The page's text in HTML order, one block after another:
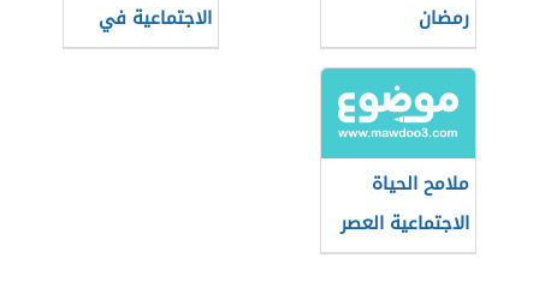
رمضان
الاجتماعية في
مصر
ملامح الحياة
الاجتماعية العصر
الجاهلي